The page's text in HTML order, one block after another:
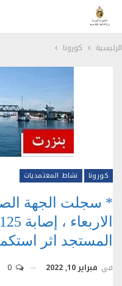
الرئيسية كورونا
كورونا نشاط المعتمديات
* سجلت الجهة
المستجد اثر استكمال
في فبراير 10, 2022